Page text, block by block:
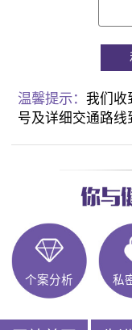
温馨提示：我们收
号及详细交通路线
个案分析 私